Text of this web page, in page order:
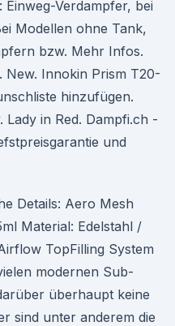
Einweg-Verdampfer, bei
Modellen ohne Tank,
bzw. Mehr Infos.
New. Innokin Prism T20-
hinzufügen.
Lady in Red. Dampfi.ch -
und
Details: Aero Mesh
Material: Edelstahl /
TopFilling System
modernen Sub-
überhaupt keine
sind unter anderem die